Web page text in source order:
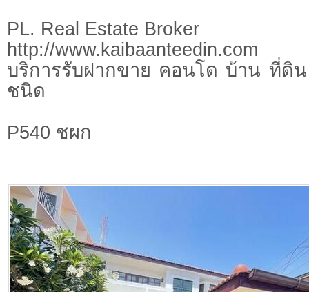
PL. Real Estate Broker
http://www.kaibaanteedin.com
บริการรับฝากขาย คอนโด บ้าน ที่ดิ
ชนิด
P540 ชผก